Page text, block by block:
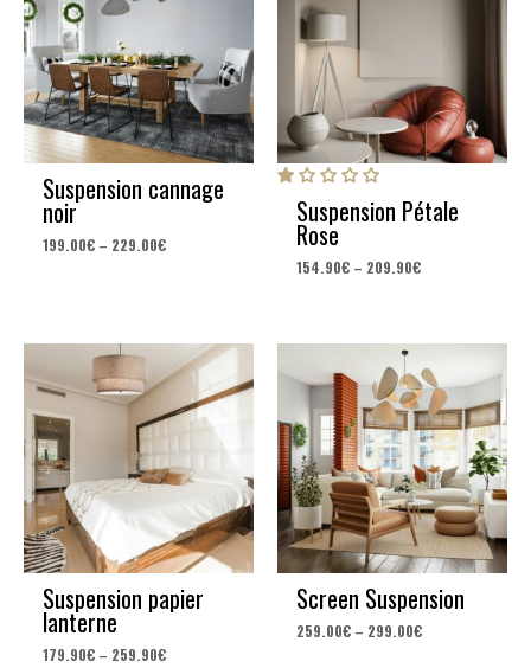
Suspension cannage
noir
199.00€ – 229.00€
Suspension Pétale
Rose
154.90€ – 209.90€
Suspension papier
lanterne
179.90€ – 259.90€
Screen Suspension
259.00€ – 299.00€